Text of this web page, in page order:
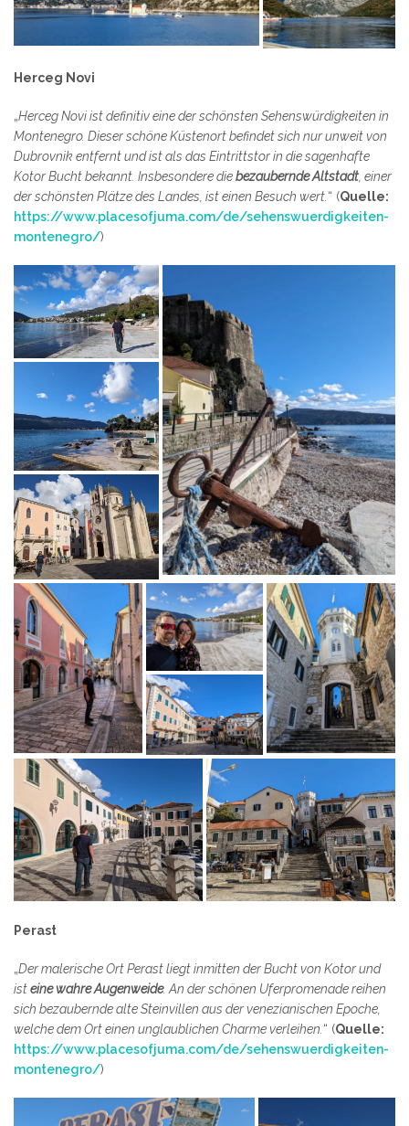
Herceg Novi
„Herceg Novi ist definitiv eine der schönsten Sehenswürdigkeiten in
Montenegro. Dieser schöne Küstenort befindet sich nur unweit von
Dubrovnik entfernt und ist als das Eintrittstor in die sagenhafte
Kotor Bucht bekannt. Insbesondere diebezaubernde Altstadt , einer
der schönsten Plätze des Landes, ist einen Besuch wert. “ (Quelle:
https://www.placesofjuma.com/de/sehenswuerdigkeiten-
montenegro/)
Perast
„Der malerische Ort Perast liegt inmitten der Bucht von Kotor und
isteine wahre Augenweide. An der schönen Uferpromenade reihen
sich bezaubernde alte Steinvillen aus der venezianischen Epoche,
welche dem Ort einen unglaublichen Charme verleihen. “ (Quelle:
https://www.placesofjuma.com/de/sehenswuerdigkeiten-
montenegro/)